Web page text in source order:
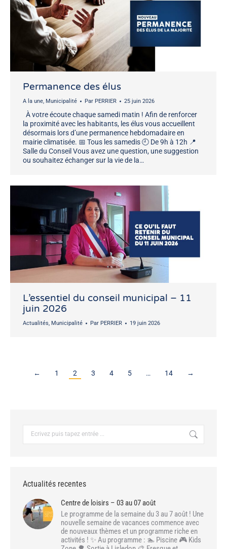
Permanence des élus
A la une, Municipalité Par PERRIER 25 juin 2026
À votre écoute chaque samedi matin ! Afin de renforcer
la proximité avec les habitants, les élus vous accueillent
désormais lors d’une permanence hebdomadaire en
mairie climatisée. 📅 Tous les samedis 🕘 De 9h à 12h 📍
Salle du Conseil Vous avez une question, une suggestion
ou souhaitez échanger sur la vie de la…
L’essentiel du conseil municipal – 11
juin 2026
Actualités, Municipalité Par PERRIER 19 juin 2026
← 1 2 3 4 5 … 14 →
Actualités recentes
Centre de loisirs – 03 au 07 août
Le programme de la semaine du 3 au 7 août ! Une
nouvelle semaine de vacances commence avec
de nouveaux thèmes et un programme riche en
activités ! ✨ Au programme : 🏊 Piscine 🎮 Kids